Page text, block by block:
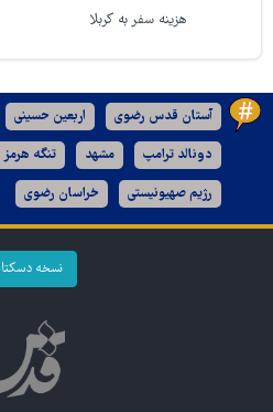
هزینه سفر به کربلا
آستان قدس رضوی اربعین حسینی
دونالد ترامپ مشهد تنگه هرمز
رژیم صهیونیستی خراسان رضوی
نسخه